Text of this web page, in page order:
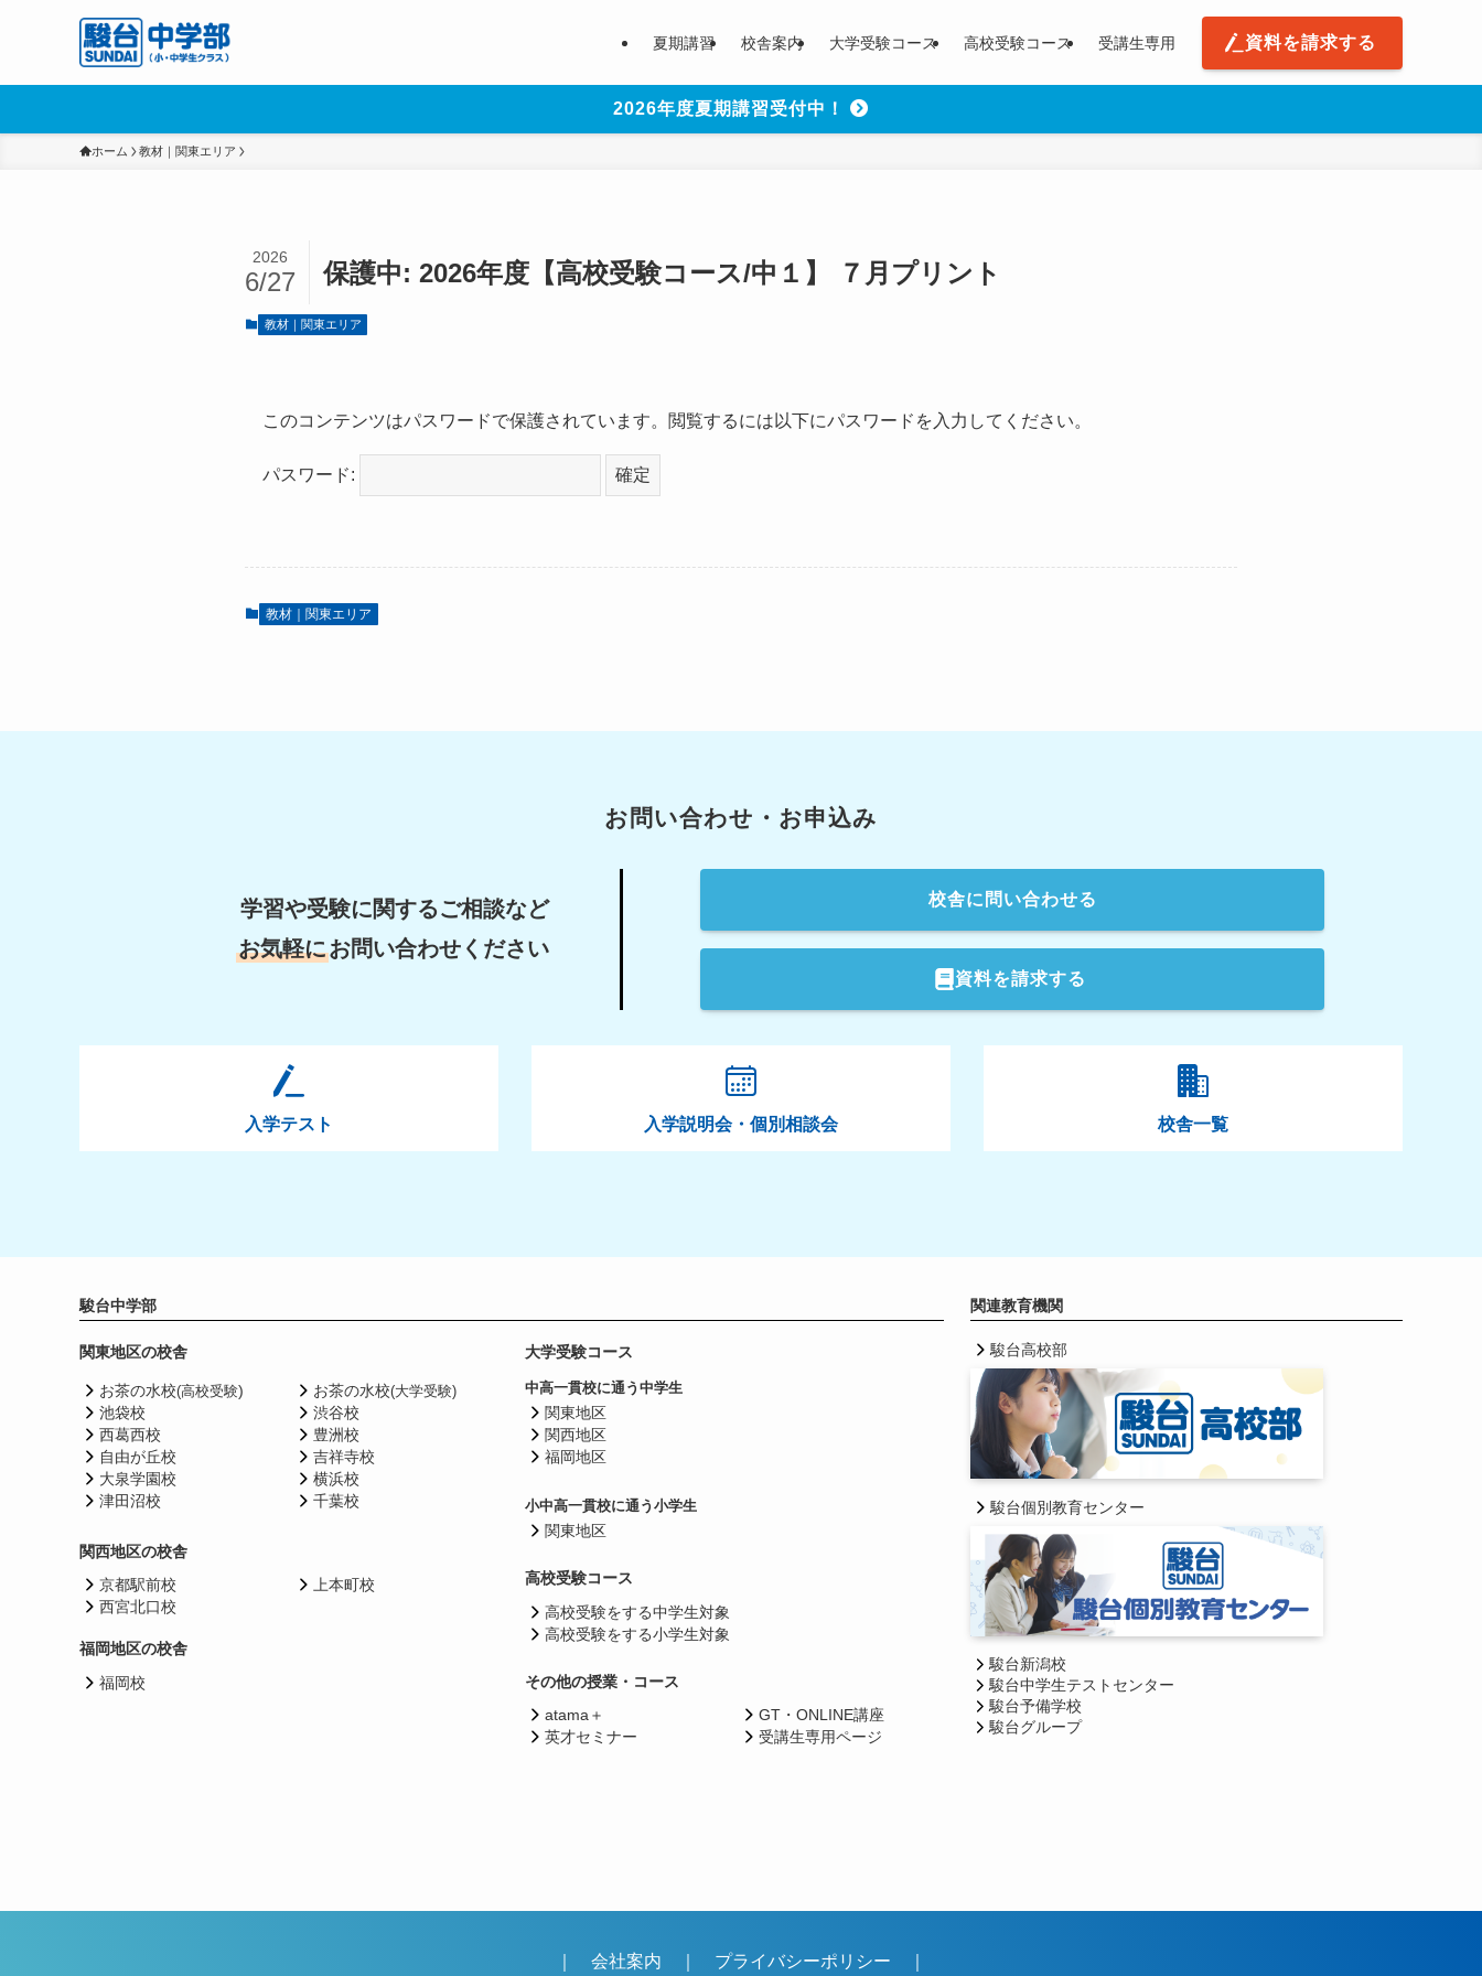
夏期講習 校舎案内 大学受験コース 高校受験コース 受講生専用 資料を請求する
2026年度夏期講習受付中！
ホーム 教材｜関東エリア
保護中: 2026年度【高校受験コース/中１】 ７月プリント
2026
6/27
教材｜関東エリア
このコンテンツはパスワードで保護されています。閲覧するには以下にパスワードを入力してください。
パスワード:
教材｜関東エリア
お問い合わせ・お申込み
学習や受験に関するご相談など
お気軽にお問い合わせください
校舎に問い合わせる
資料を請求する
入学テスト 入学説明会・個別相談会 校舎一覧
駿台中学部
関東地区の校舎
お茶の水校(高校受験)
池袋校
西葛西校
自由が丘校
大泉学園校
津田沼校
お茶の水校(大学受験)
渋谷校
豊洲校
吉祥寺校
横浜校
千葉校
関西地区の校舎
京都駅前校
西宮北口校
上本町校
福岡地区の校舎
福岡校
大学受験コース
中高一貫校に通う中学生
関東地区
関西地区
福岡地区
小中高一貫校に通う小学生
関東地区
高校受験コース
高校受験をする中学生対象
高校受験をする小学生対象
その他の授業・コース
atama＋
英才セミナー
GT・ONLINE講座
受講生専用ページ
関連教育機関
駿台高校部
駿台個別教育センター
駿台新潟校
駿台中学生テストセンター
駿台予備学校
駿台グループ
会社案内 プライバシーポリシー